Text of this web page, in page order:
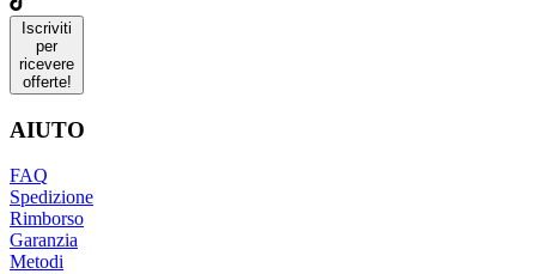
Iscriviti
per
ricevere
offerte!
AIUTO
FAQ
Spedizione
Rimborso
Garanzia
Metodi